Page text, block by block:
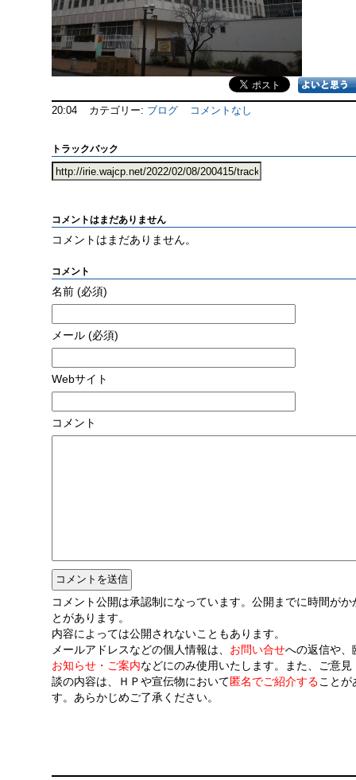
20:04 カテゴリー: ブログ コメントなし
トラックバック
コメントはまだありません
コメントはまだありません。
コメント
名前 (必須)
メール (必須)
Webサイト
コメント
コメント公開は承認制になっています。公開までに時間がか
とがあります。
内容によっては公開されないこともあります。
メールアドレスなどの個人情報は、 お問い合せへの返信や、
お知らせ・ご案内などにのみ使用いたします。また、ご意見
談の内容は、ＨＰや宣伝物において 匿名でご紹介することが
す。あらかじめご了承ください。